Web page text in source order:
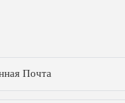
Почта